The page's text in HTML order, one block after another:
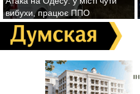
вибухи, працює ППО